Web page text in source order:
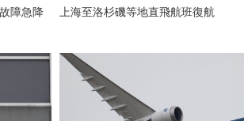
障急降
上海至洛杉磯等地直飛航班復航